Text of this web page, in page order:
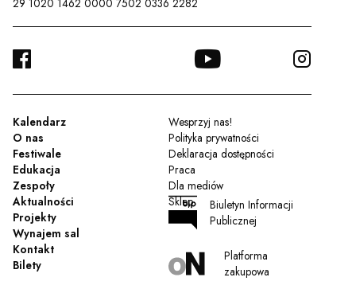
29 1020 1462 0000 7502 0336 2282
FACEBOOK YOUTUBE
Kalendarz
O nas
Festiwale
Edukacja
Zespoły
Aktualności
Projekty
Wynajem sal
Kontakt
Bilety
Wesprzyj nas!
Polityka prywatności
Deklaracja dostępności
Praca
Dla mediów
Sklep
Biuletyn Informacji
Publicznej
Platforma
zakupowa